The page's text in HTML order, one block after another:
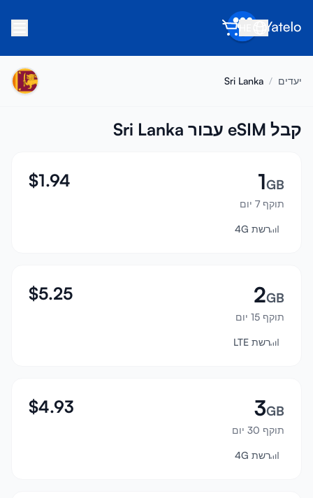
אודות
הפנה חבר
הפוך לשותף
מרכז עזרה
תאימות מכשירים
התחבר
יעדים /
Sri Lanka
קבל eSIM עבור Sri Lanka
1GB
תוקף 7 יום
$1.94
רשת 4G
2GB
תוקף 15 יום
$5.25
רשת LTE
3GB
תוקף 30 יום
$4.93
רשת 4G